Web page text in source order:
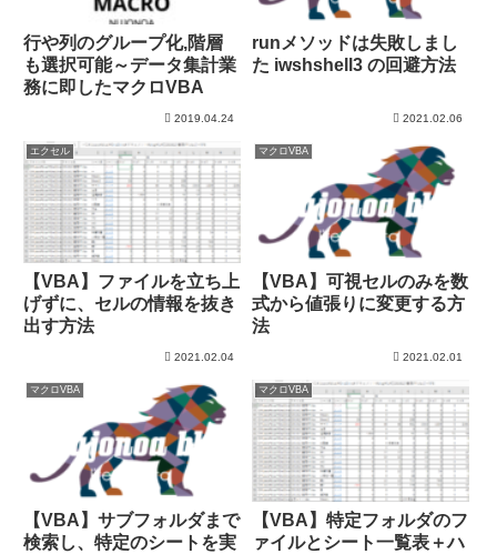
行や列のグループ化,階層
も選択可能～データ集計業
務に即したマクロVBA
2019.04.24
runメソッドは失敗しまし
た iwshshell3 の回避方法
2021.02.06
エクセル
【VBA】ファイルを立ち上
げずに、セルの情報を抜き
出す方法
2021.02.04
マクロVBA
【VBA】可視セルのみを数
式から値張りに変更する方
法
2021.02.01
マクロVBA
【VBA】サブフォルダまで
検索し、特定のシートを実
マクロVBA
【VBA】特定フォルダのフ
ァイルとシート一覧表＋ハ